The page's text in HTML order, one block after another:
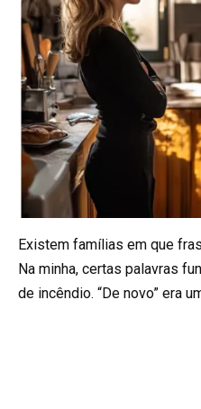
Existem famílias em que
Na minha, certas palavras
de incêndio. “De novo” era